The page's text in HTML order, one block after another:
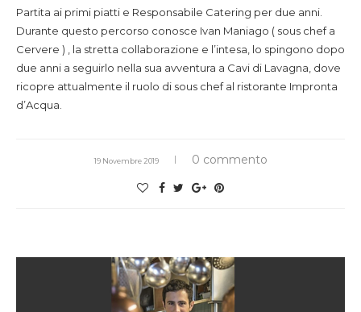
Partita ai primi piatti e Responsabile Catering per due anni.
Durante questo percorso conosce Ivan Maniago ( sous chef a
Cervere ) , la stretta collaborazione e l’intesa, lo spingono dopo
due anni a seguirlo nella sua avventura a Cavi di Lavagna, dove
ricopre attualmente il ruolo di sous chef al ristorante Impronta
d’Acqua.
19 Novembre 2019 0 commento